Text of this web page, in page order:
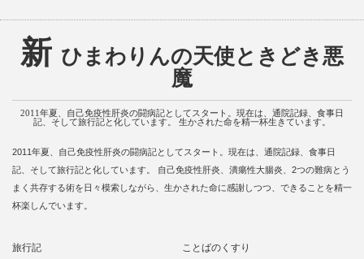
新 ひまわりんの天使ときどき悪
魔
2011年夏、自己免疫性肝炎の闘病記としてスタート。現在は、通院記録、食事日
記、そして旅行記と化しています。 生かされた命を精一杯生きています。
2011年夏、自己免疫性肝炎の闘病記としてスタート。現在は、通院記録、食事日
記、そして旅行記と化しています。 自己免疫性肝炎、潰瘍性大腸炎、2つの難病とう
まく共存する術を日々模索しながら、生かされた命に感謝しつつ、できることを精一
杯楽しんでいます。
旅行記 ことばのくすり